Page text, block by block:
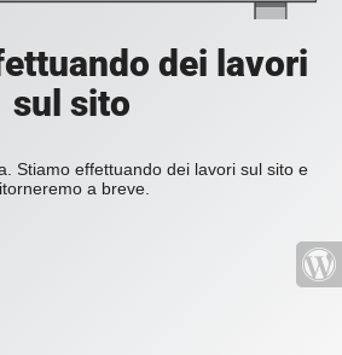
dei lavori
sul sito
Stiamo effettuando dei lavori sul sito e
a breve.